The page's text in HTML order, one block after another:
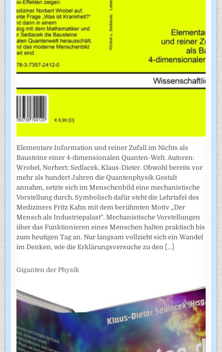
Elementare Information und reiner Zufall im Nichts als
Bausteine einer 4-dimensionalen Quanten-Welt. Autoren:
Wrobel, Norbert; Sedlacek, Klaus-Dieter. Obwohl bereits vor
mehr als hundert Jahren die Quantenphysik Gestalt
annahm, setzte sich im Menschenbild eine mechanistische
Vorstellung durch. Symbolisch dafür steht die Lehrtafel des
Mediziners Fritz Kahn mit dem berühmten Motiv „Der
Mensch als Industriepalast“. Mechanistische Vorstellungen
über das Funktionieren eines Menschen halten praktisch bis
zum heutigen Tag an. Nur langsam vollzieht sich ein Wandel
im Denken, wie die Erklärungsversuche zu den [...]
Giganten der Physik